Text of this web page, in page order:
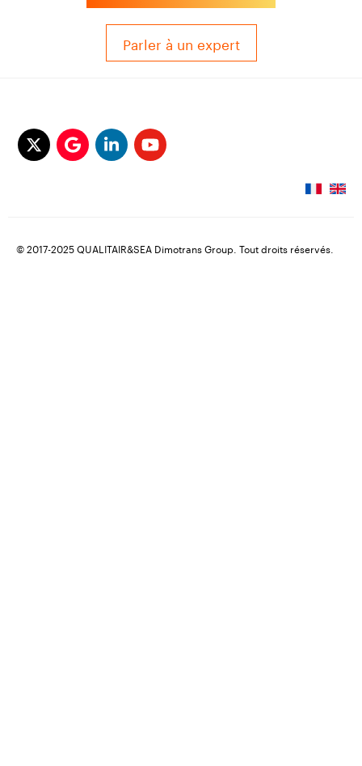
Parler à un expert
© 2017-2025 QUALITAIR&SEA Dimotrans Group. Tout droits réservés.